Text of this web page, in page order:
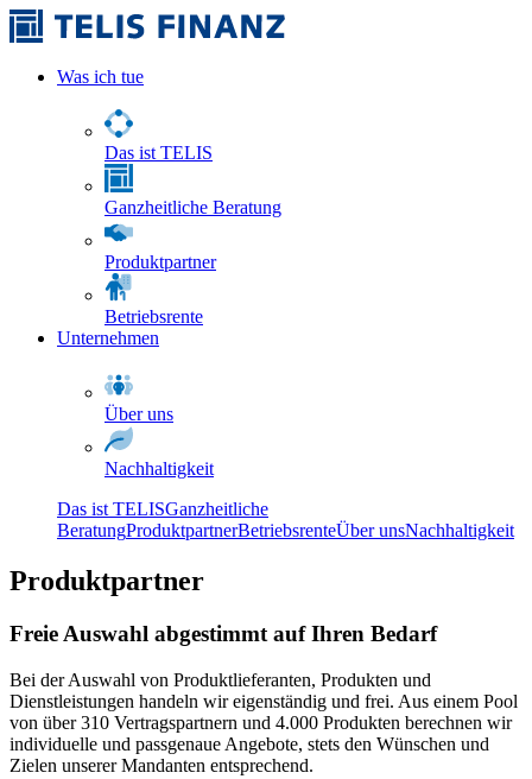
Was ich tue
Das ist TELIS
Ganzheitliche Beratung
Produktpartner
Betriebsrente
Unternehmen
Über uns
Nachhaltigkeit
Das ist TELISGanzheitliche
BeratungProduktpartnerBetriebsrenteÜber unsNachhaltigkeit
Produktpartner
Freie Auswahl abgestimmt auf Ihren Bedarf
Bei der Auswahl von Produktlieferanten, Produkten und
Dienstleistungen handeln wir eigenständig und frei. Aus einem Pool
von über 310 Vertragspartnern und 4.000 Produkten berechnen wir
individuelle und passgenaue Angebote, stets den Wünschen und
Zielen unserer Mandanten entsprechend.